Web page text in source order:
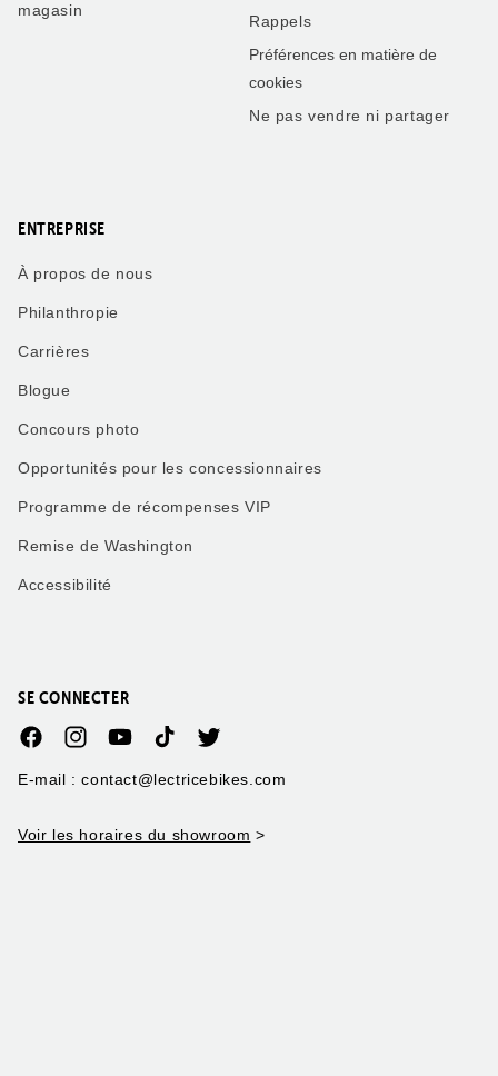
magasin
Rappels
Préférences en matière de
cookies
Ne pas vendre ni partager
ENTREPRISE
À propos de nous
Philanthropie
Carrières
Blogue
Concours photo
Opportunités pour les concessionnaires
Programme de récompenses VIP
Remise de Washington
Accessibilité
SE CONNECTER
FacebookInstagramYouTubeTikTokTwitter
E-mail : contact@lectricebikes.com
Voir les horaires du showroom >